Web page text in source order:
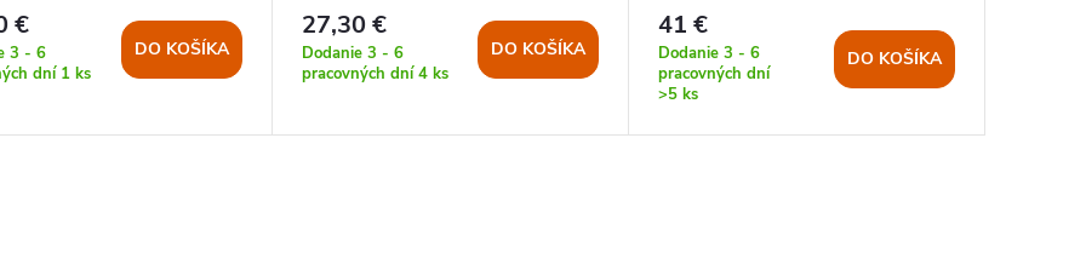
€
3 - 6
dní 1 ks
DO KOŠÍKA
27,30 €
Dodanie 3 - 6
pracovných dní4 ks
DO KOŠÍKA
41 €
Dodanie 3 - 6
pracovných dní
>5 ks
DO KOŠÍKA